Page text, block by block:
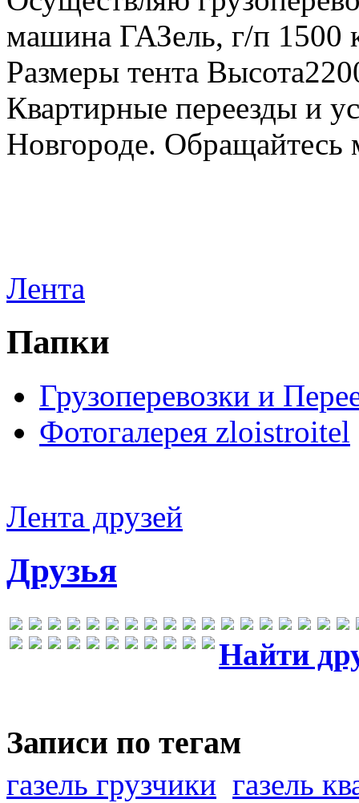
машина ГАЗель, г/п 1500
Размеры тента
Квартирные переезды и
Новгороде.
Лента
Папки
Грузоперевозки и
Фотогалерея zloistroitel
Лента друзей
Друзья
Найти
Записи по тегам
газель грузчики газель